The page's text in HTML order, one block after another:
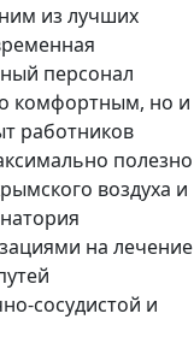
из лучших
персонал
комфортным, но и
работников
полезно
воздуха и
на лечение
сосудистой и